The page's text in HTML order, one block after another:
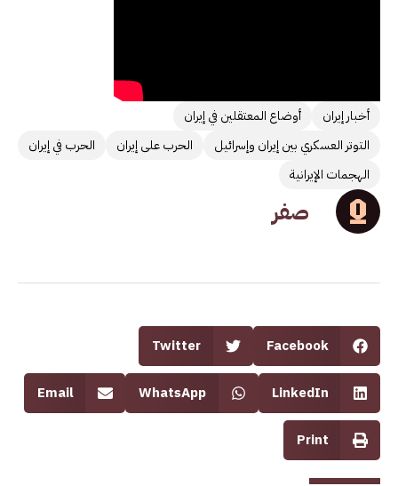
أخبار إيران
أوضاع المعتقلين في إيران
التوتر العسكري بين إيران وإسرائيل
الحرب على إيران
الحرب في إيران
الهجمات الإيرانية
صفر
Facebook
Twitter
LinkedIn
WhatsApp
Email
Print